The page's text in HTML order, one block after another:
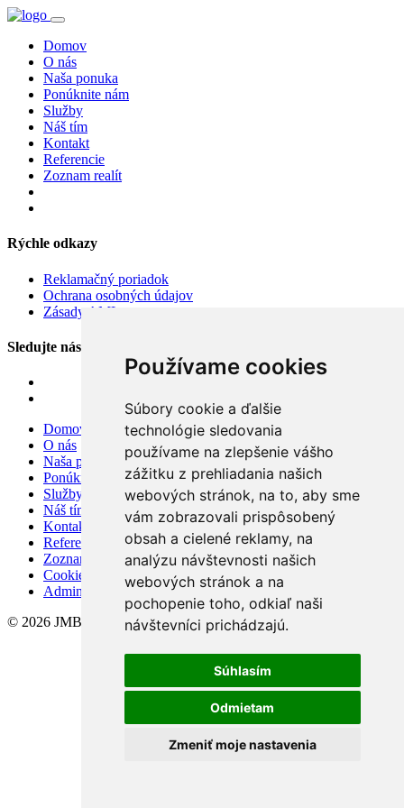
Používame cookies
Súbory cookie a ďalšie
technológie sledovania
používame na zlepšenie vášho
zážitku z prehliadania našich
webových stránok, na to, aby sme
vám zobrazovali prispôsobený
obsah a cielené reklamy, na
analýzu návštevnosti našich
webových stránok a na
pochopenie toho, odkiaľ naši
návštevníci prichádzajú.
Súhlasím
Odmietam
Zmeniť moje nastavenia
Domov
O nás
Naša ponuka
Ponúknite nám
Služby
Náš tím
Kontakt
Referencie
Zoznam realít
Rýchle odkazy
Reklamačný poriadok
Ochrana osobných údajov
Zásady AML
Sledujte nás
Domov
O nás
Naša ponuka
Ponúknite nám
Služby
Náš tím
Kontakt
Referencie
Zoznam realít
Cookies
Admin
© 2026 JMB REALITY s.r.o.